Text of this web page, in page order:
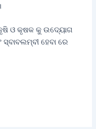
ଓ କୃଷକ କୁ ଉଦ୍ୟୋଗ
ହେବା ରେ